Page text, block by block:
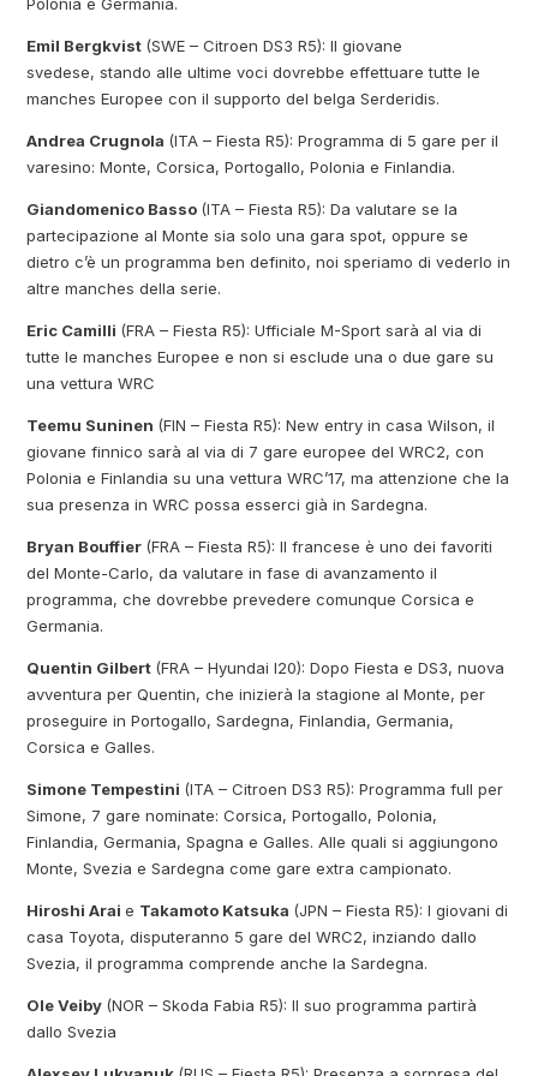
Emil Bergkvist (SWE – Citroen DS3 R5): Il giovane
svedese, stando alle ultime voci dovrebbe effettuare tutte le
manches Europee con il supporto del belga Serderidis.
Andrea Crugnola (ITA – Fiesta R5): Programma di 5 gare per il
varesino: Monte, Corsica, Portogallo, Polonia e Finlandia.
Giandomenico Basso (ITA – Fiesta R5): Da valutare se la
partecipazione al Monte sia solo una gara spot, oppure se
dietro c’è un programma ben definito, noi speriamo di vederlo in
altre manches della serie.
Eric Camilli (FRA – Fiesta R5): Ufficiale M-Sport sarà al via di
tutte le manches Europee e non si esclude una o due gare su
una vettura WRC
Teemu Suninen (FIN – Fiesta R5): New entry in casa Wilson, il
giovane finnico sarà al via di 7 gare europee del WRC2, con
Polonia e Finlandia su una vettura WRC’17, ma attenzione che la
sua presenza in WRC possa esserci già in Sardegna.
Bryan Bouffier (FRA – Fiesta R5): Il francese è uno dei favoriti
del Monte-Carlo, da valutare in fase di avanzamento il
programma, che dovrebbe prevedere comunque Corsica e
Germania.
Quentin Gilbert (FRA – Hyundai I20): Dopo Fiesta e DS3, nuova
avventura per Quentin, che inizierà la stagione al Monte, per
proseguire in Portogallo, Sardegna, Finlandia, Germania,
Corsica e Galles.
Simone Tempestini (ITA – Citroen DS3 R5): Programma full per
Simone, 7 gare nominate: Corsica, Portogallo, Polonia,
Finlandia, Germania, Spagna e Galles. Alle quali si aggiungono
Monte, Svezia e Sardegna come gare extra campionato.
Hiroshi Araie Takamoto Katsuka (JPN – Fiesta R5): I giovani di
casa Toyota, disputeranno 5 gare del WRC2, inziando dallo
Svezia, il programma comprende anche la Sardegna.
Ole Veiby (NOR – Skoda Fabia R5): Il suo programma partirà
dallo Svezia